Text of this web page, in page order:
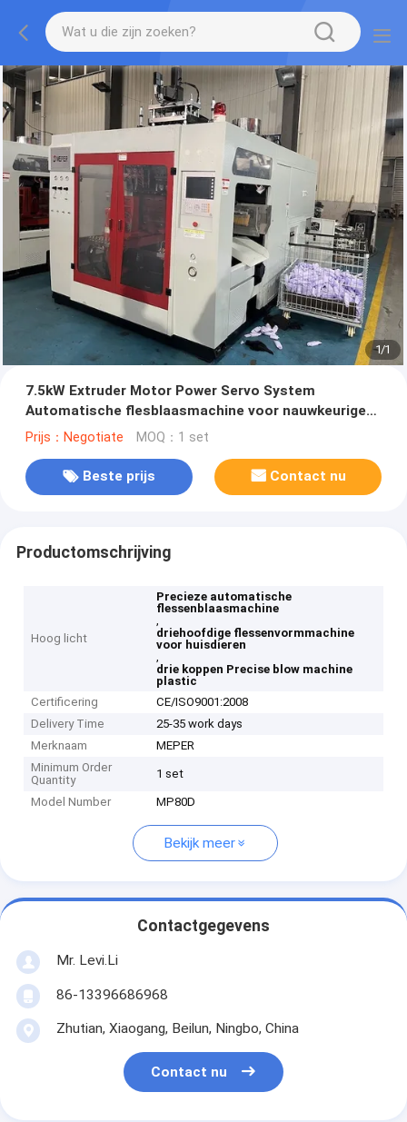
1/1
7.5kW Extruder Motor Power Servo System
Automatische flesblaasmachine voor nauwkeurige
flesvormen
Prijs：Negotiate MOQ：1 set
Beste prijs Contact nu
Productomschrijving
Hoog licht
Precieze automatische
flessenblaasmachine
,
driehoofdige flessenvormmachine
voor huisdieren
,
drie koppen Precise blow machine
plastic
Certificering
CE/ISO9001:2008
Delivery Time
25-35 work days
Merknaam
MEPER
Minimum Order
Quantity
1 set
Model Number MP80D
Bekijk meer
Contactgegevens
Mr. Levi.Li
86-13396686968
Zhutian, Xiaogang, Beilun, Ningbo, China
Contact nu